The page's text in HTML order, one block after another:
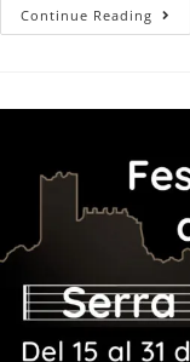
Continue Reading